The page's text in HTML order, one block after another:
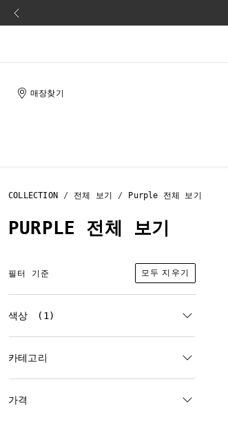
매장찾기
COLLECTION 전체 보기 Purple 전체 보기
PURPLE 전체 보기
필터 기준 모두 지우기
색상 (1)
카테고리
가격